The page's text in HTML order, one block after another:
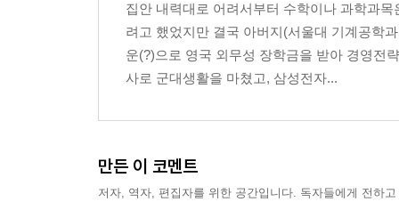
1장-1.Medical - 112P
1장-2.Phamaceutical -117P
1장-3.Diagnosis - 120P
2장. 화이트 바이오(White Bio) - 127P
3장. 그린 바이오(Green Bio) - 146P
3장-1.Food - 149P
집안 내력대로 어려서부터 수학이나 과학과
려고 했었지만 결국 아버지(서울대 기계공학
운(?)으로 영국 외무성 장학금을 받아 경영전
사로 군대생활을 마쳤고, 삼성전자...
만든 이 코멘트
저자, 역자, 편집자를 위한 공간입니다. 독자들에게 전하